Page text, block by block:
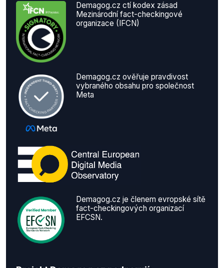
Demagog.cz ctí kodex zásad
Mezinárodní fact-checkingové
organizace (IFCN)
Demagog.cz ověřuje pravdivost
vybraného obsahu pro společnost
Meta
Demagog.cz je členem evropské sítě
fact-checkingových organizací
EFCSN.